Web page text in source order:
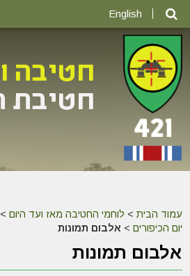
English
עמוד הבית > לוחמי החטיבה מאז ועד היום >
יום הכיפורים > אלבום תמונות
אלבום תמונות